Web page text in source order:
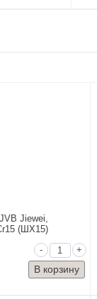
Jiewei,
(ШХ15)
- +